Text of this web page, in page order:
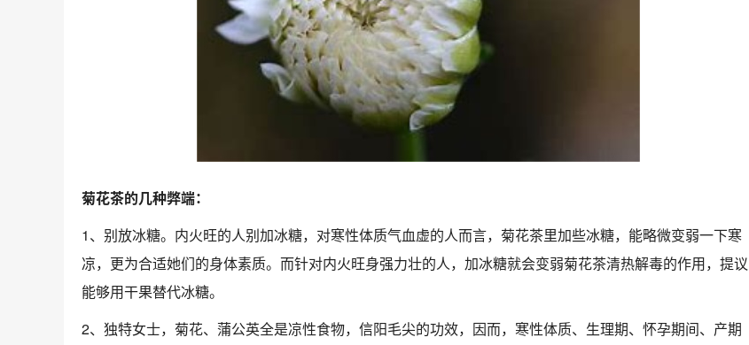
菊花茶的几种弊端：
1、别放冰糖。内火旺的人别加冰糖，对寒性体质气血虚的人而言，菊花茶里加些冰糖，能略微变弱一下寒
凉，更为合适她们的身体素质。而针对内火旺身强力壮的人，加冰糖就会变弱菊花茶清热解毒的作用，提议
能够用干果替代冰糖。
2、独特女士，菊花、蒲公英全是凉性食物， 信阳毛尖的功效，因而，寒性体质、生理期、怀孕期间、产期